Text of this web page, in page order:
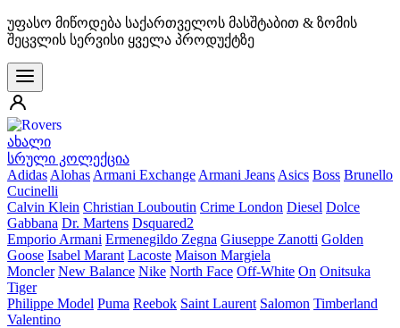
უფასო მიწოდება საქართველოს მასშტაბით & ზომის
შეცვლის სერვისი ყველა პროდუქტზე
ახალი
სრული კოლექცია
Adidas Alohas Armani Exchange Armani Jeans Asics Boss Brunello
Cucinelli
Calvin Klein Christian Louboutin Crime London Diesel Dolce
Gabbana Dr. Martens Dsquared2
Emporio Armani Ermenegildo Zegna Giuseppe Zanotti Golden
Goose Isabel Marant Lacoste Maison Margiela
Moncler New Balance Nike North Face Off-White On Onitsuka
Tiger
Philippe Model Puma Reebok Saint Laurent Salomon Timberland
Valentino